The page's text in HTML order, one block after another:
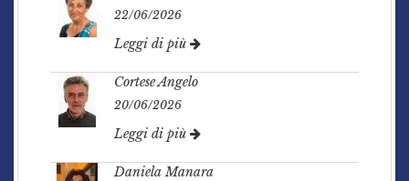
22/06/2026
Leggi di più
Cortese Angelo
20/06/2026
Leggi di più
Daniela Manara